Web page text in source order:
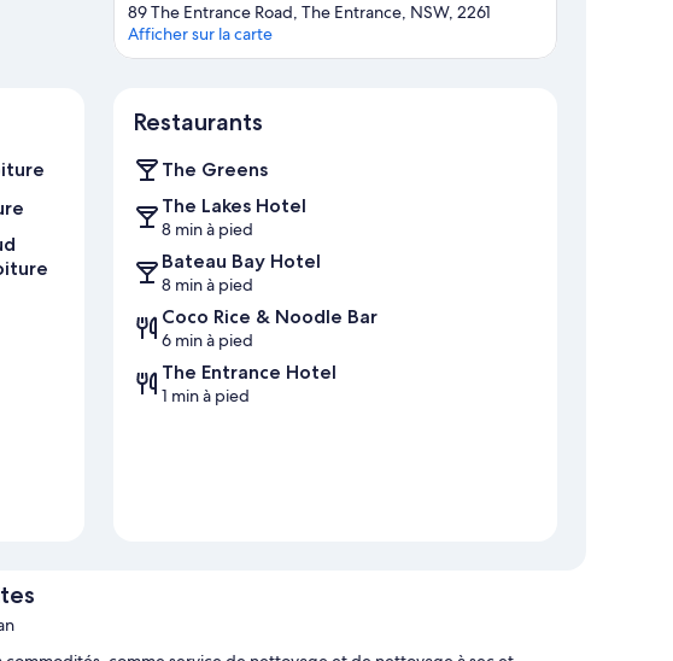
89 The Entrance Road, The Entrance, NSW, 2261
Afficher sur la carte
Restaurants
The Greens
The Lakes Hotel
8 min à pied
Bateau Bay Hotel
8 min à pied
Coco Rice & Noodle Bar
6 min à pied
The Entrance Hotel
1 min à pied